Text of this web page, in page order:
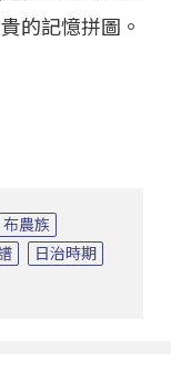
的記憶拼圖。
布農族
日治時期